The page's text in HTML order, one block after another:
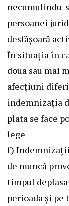
necumulindu-
persoanei
desfăşoară
În situaţia în
doua sau mai
afecţiuni
indemnizaţia
plata se face
lege.
f)
de muncă
timpul
perioada şi pe